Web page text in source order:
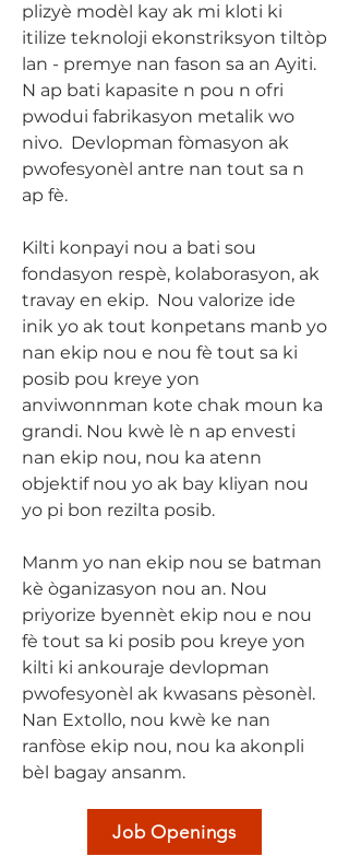
plizyè modèl kay ak mi kloti ki
itilize teknoloji ekonstriksyon tiltòp
lan - premye nan fason sa an Ayiti.
N ap bati kapasite n pou n ofri
pwodui fabrikasyon metalik wo
nivo. Devlopman fòmasyon ak
pwofesyonèl antre nan tout sa n
ap fè.
Kilti konpayi nou a bati sou
fondasyon respè, kolaborasyon, ak
travay en ekip. Nou valorize ide
inik yo ak tout konpetans manb yo
nan ekip nou e nou fè tout sa ki
posib pou kreye yon
anviwonnman kote chak moun ka
grandi. Nou kwè lè n ap envesti
nan ekip nou, nou ka atenn
objektif nou yo ak bay kliyan nou
yo pi bon rezilta posib.
Manm yo nan ekip nou se batman
kè òganizasyon nou an. Nou
priyorize byennèt ekip nou e nou
fè tout sa ki posib pou kreye yon
kilti ki ankouraje devlopman
pwofesyonèl ak kwasans pèsonèl.
Nan Extollo, nou kwè ke nan
ranfòse ekip nou, nou ka akonpli
bèl bagay ansanm.
Job Openings